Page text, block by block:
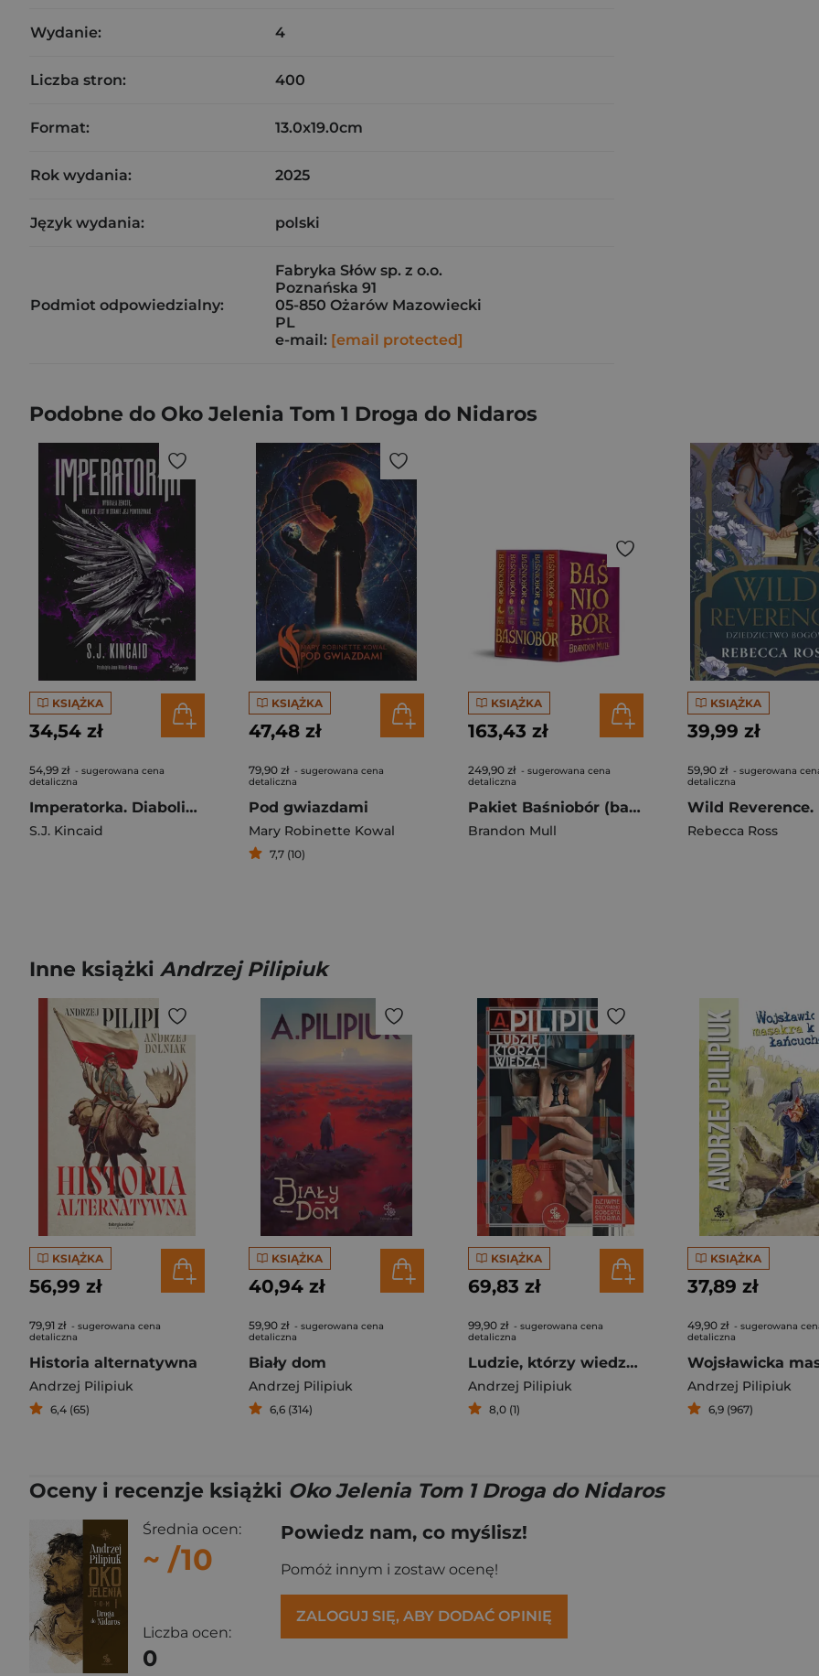
Wydanie: 4
Liczba stron: 400
Format: 13.0x19.0cm
Rok wydania: 2025
Język wydania: polski
Podmiot odpowiedzialny:
Fabryka Słów sp. z o.o.
Poznańska 91
05-850 Ożarów Mazowiecki
PL
e-mail: [email protected]
Podobne do Oko Jelenia Tom 1 Droga do Nidaros
KSIĄŻKA
34,54 zł
54,99 zł - sugerowana cena
detaliczna
Imperatorka. Diabolika. Tom 2
S.J. Kincaid
KSIĄŻKA
47,48 zł
79,90 zł - sugerowana cena
detaliczna
Pod gwiazdami
Mary Robinette Kowal
7,7 (10)
KSIĄŻKA
163,43 zł
249,90 zł - sugerowana cena
detaliczna
Pakiet Baśniobór (barwione brzegi)
Brandon Mull
KSIĄŻKA
39,99 zł
59,90 zł - sugerowana
detaliczna
Rebecca Ross
Inne książki Andrzej Pilipiuk
KSIĄŻKA
56,99 zł
79,91 zł - sugerowana cena
detaliczna
Historia alternatywna
Andrzej Pilipiuk
6,4 (65)
KSIĄŻKA
40,94 zł
59,90 zł - sugerowana cena
detaliczna
Biały dom
Andrzej Pilipiuk
6,6 (314)
KSIĄŻKA
69,83 zł
99,90 zł - sugerowana cena
detaliczna
Ludzie, którzy wiedzą (wyd. specjalne)
Andrzej Pilipiuk
8,0 (1)
KSIĄŻKA
37,89 zł
49,90 zł - sugerowana
detaliczna
Andrzej Pilipiuk
6,9 (967)
Oceny i recenzje książki Oko Jelenia Tom 1 Droga do Nidaros
Średnia ocen:
~ /10
Liczba ocen:
0
Powiedz nam, co myślisz!
Pomóż innym i zostaw ocenę!
ZALOGUJ SIĘ, ABY DODAĆ OPINIĘ